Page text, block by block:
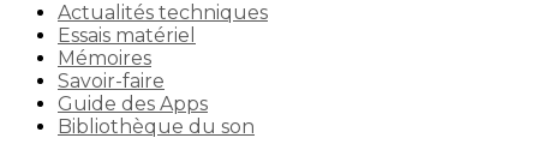
Actualités techniques
Essais matériel
Mémoires
Savoir-faire
Guide des Apps
Bibliothèque du son